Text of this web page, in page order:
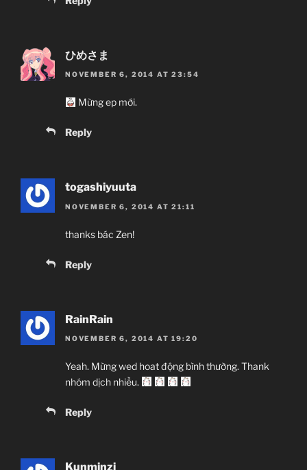
ひめさま
NOVEMBER 6, 2014 AT 23:54
Mừng ep mới.
Reply
togashiyuuta
NOVEMBER 6, 2014 AT 21:11
thanks bác Zen!
Reply
RainRain
NOVEMBER 6, 2014 AT 19:20
Yeah. Mừng wed hoat động bình thường. Thank
nhóm dịch nhiều.
Reply
Kunminzi